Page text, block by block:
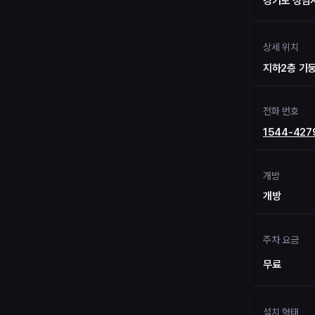
상세 위치
지하2층 기
전화 번호
1544-
개방
개방
주차 요금
무료
설치 형태